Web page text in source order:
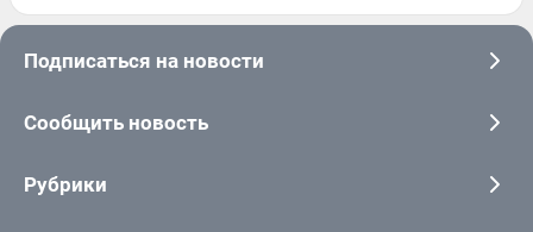
Подписаться на новости
Сообщить новость
Рубрики